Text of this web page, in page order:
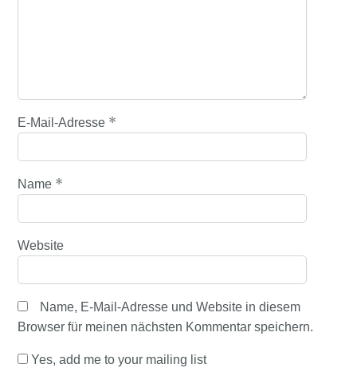
E-Mail-Adresse *
Name *
Website
Name, E-Mail-Adresse und Website in diesem
Browser für meinen nächsten Kommentar speichern.
Yes, add me to your mailing list